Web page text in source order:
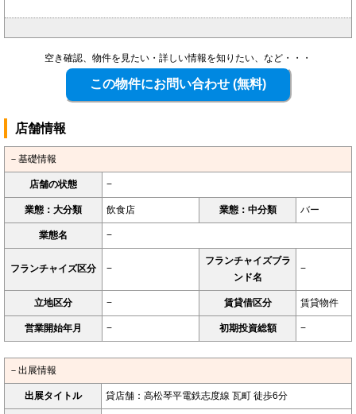
空き確認、物件を見たい・詳しい情報を知りたい、など・・・
店舗情報
－基礎情報
店舗の状態 −
業態：大分類 飲食店 業態：中分類 バー
業態名 −
フランチャイズ区分 −
フランチャイズブラ
ンド名
−
立地区分 − 賃貸借区分 賃貸物件
営業開始年月 − 初期投資総額 −
－出展情報
出展タイトル 貸店舗：高松琴平電鉄志度線 瓦町 徒歩6分